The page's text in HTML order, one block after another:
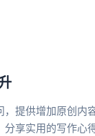
，提供增加原创内
分享实用的写作心